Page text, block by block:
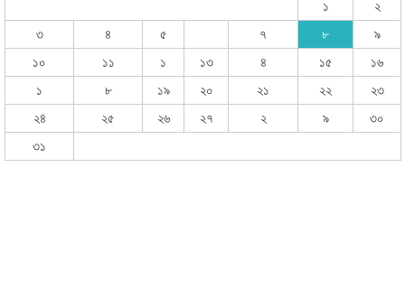
১
২
৩
৪ ৫ ৭ ৮
৯
১০
১১ ১ ১৩ ৪ ১৫
১৬
১
৮ ১৯ ২০ ২১ ২২
২৩
২৪
২৫ ২৬ ২৭ ২ ৯
৩০
৩১